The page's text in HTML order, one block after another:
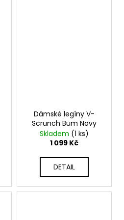
Dámské legíny V-
Scrunch Bum Navy
Skladem (1 ks)
1 099 Kč
DETAIL